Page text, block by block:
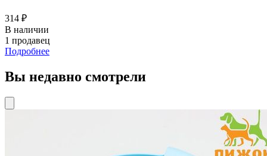
314 ₽
В наличии
1 продавец
Подробнее
Вы недавно смотрели